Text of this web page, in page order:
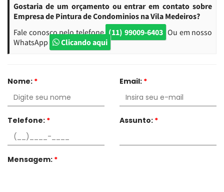
Gostaria de um orçamento ou entrar em contato sobre
Empresa de Pintura de Condominios na Vila Medeiros?
Fale conosco pelo telefone (11) 99009-6403 Ou em nosso
WhatsApp
Clicando aqui
Nome: * Email: *
Telefone: * Assunto: *
Mensagem: *